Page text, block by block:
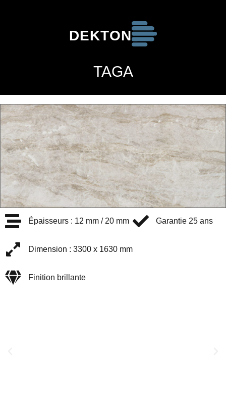
DEKTON
TAGA
Épaisseurs : 12 mm / 20 mm
Dimension : 3300 x 1630 mm
Finition brillante
Garantie 25 ans